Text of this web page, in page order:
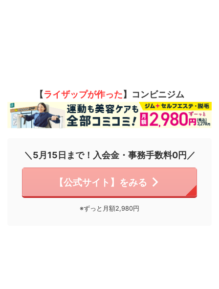
【ライザップが作った】コンビニジム
＼5月15日まで！入会金・事務手数料0円／
【公式サイト】をみる
※ずっと月額2,980円